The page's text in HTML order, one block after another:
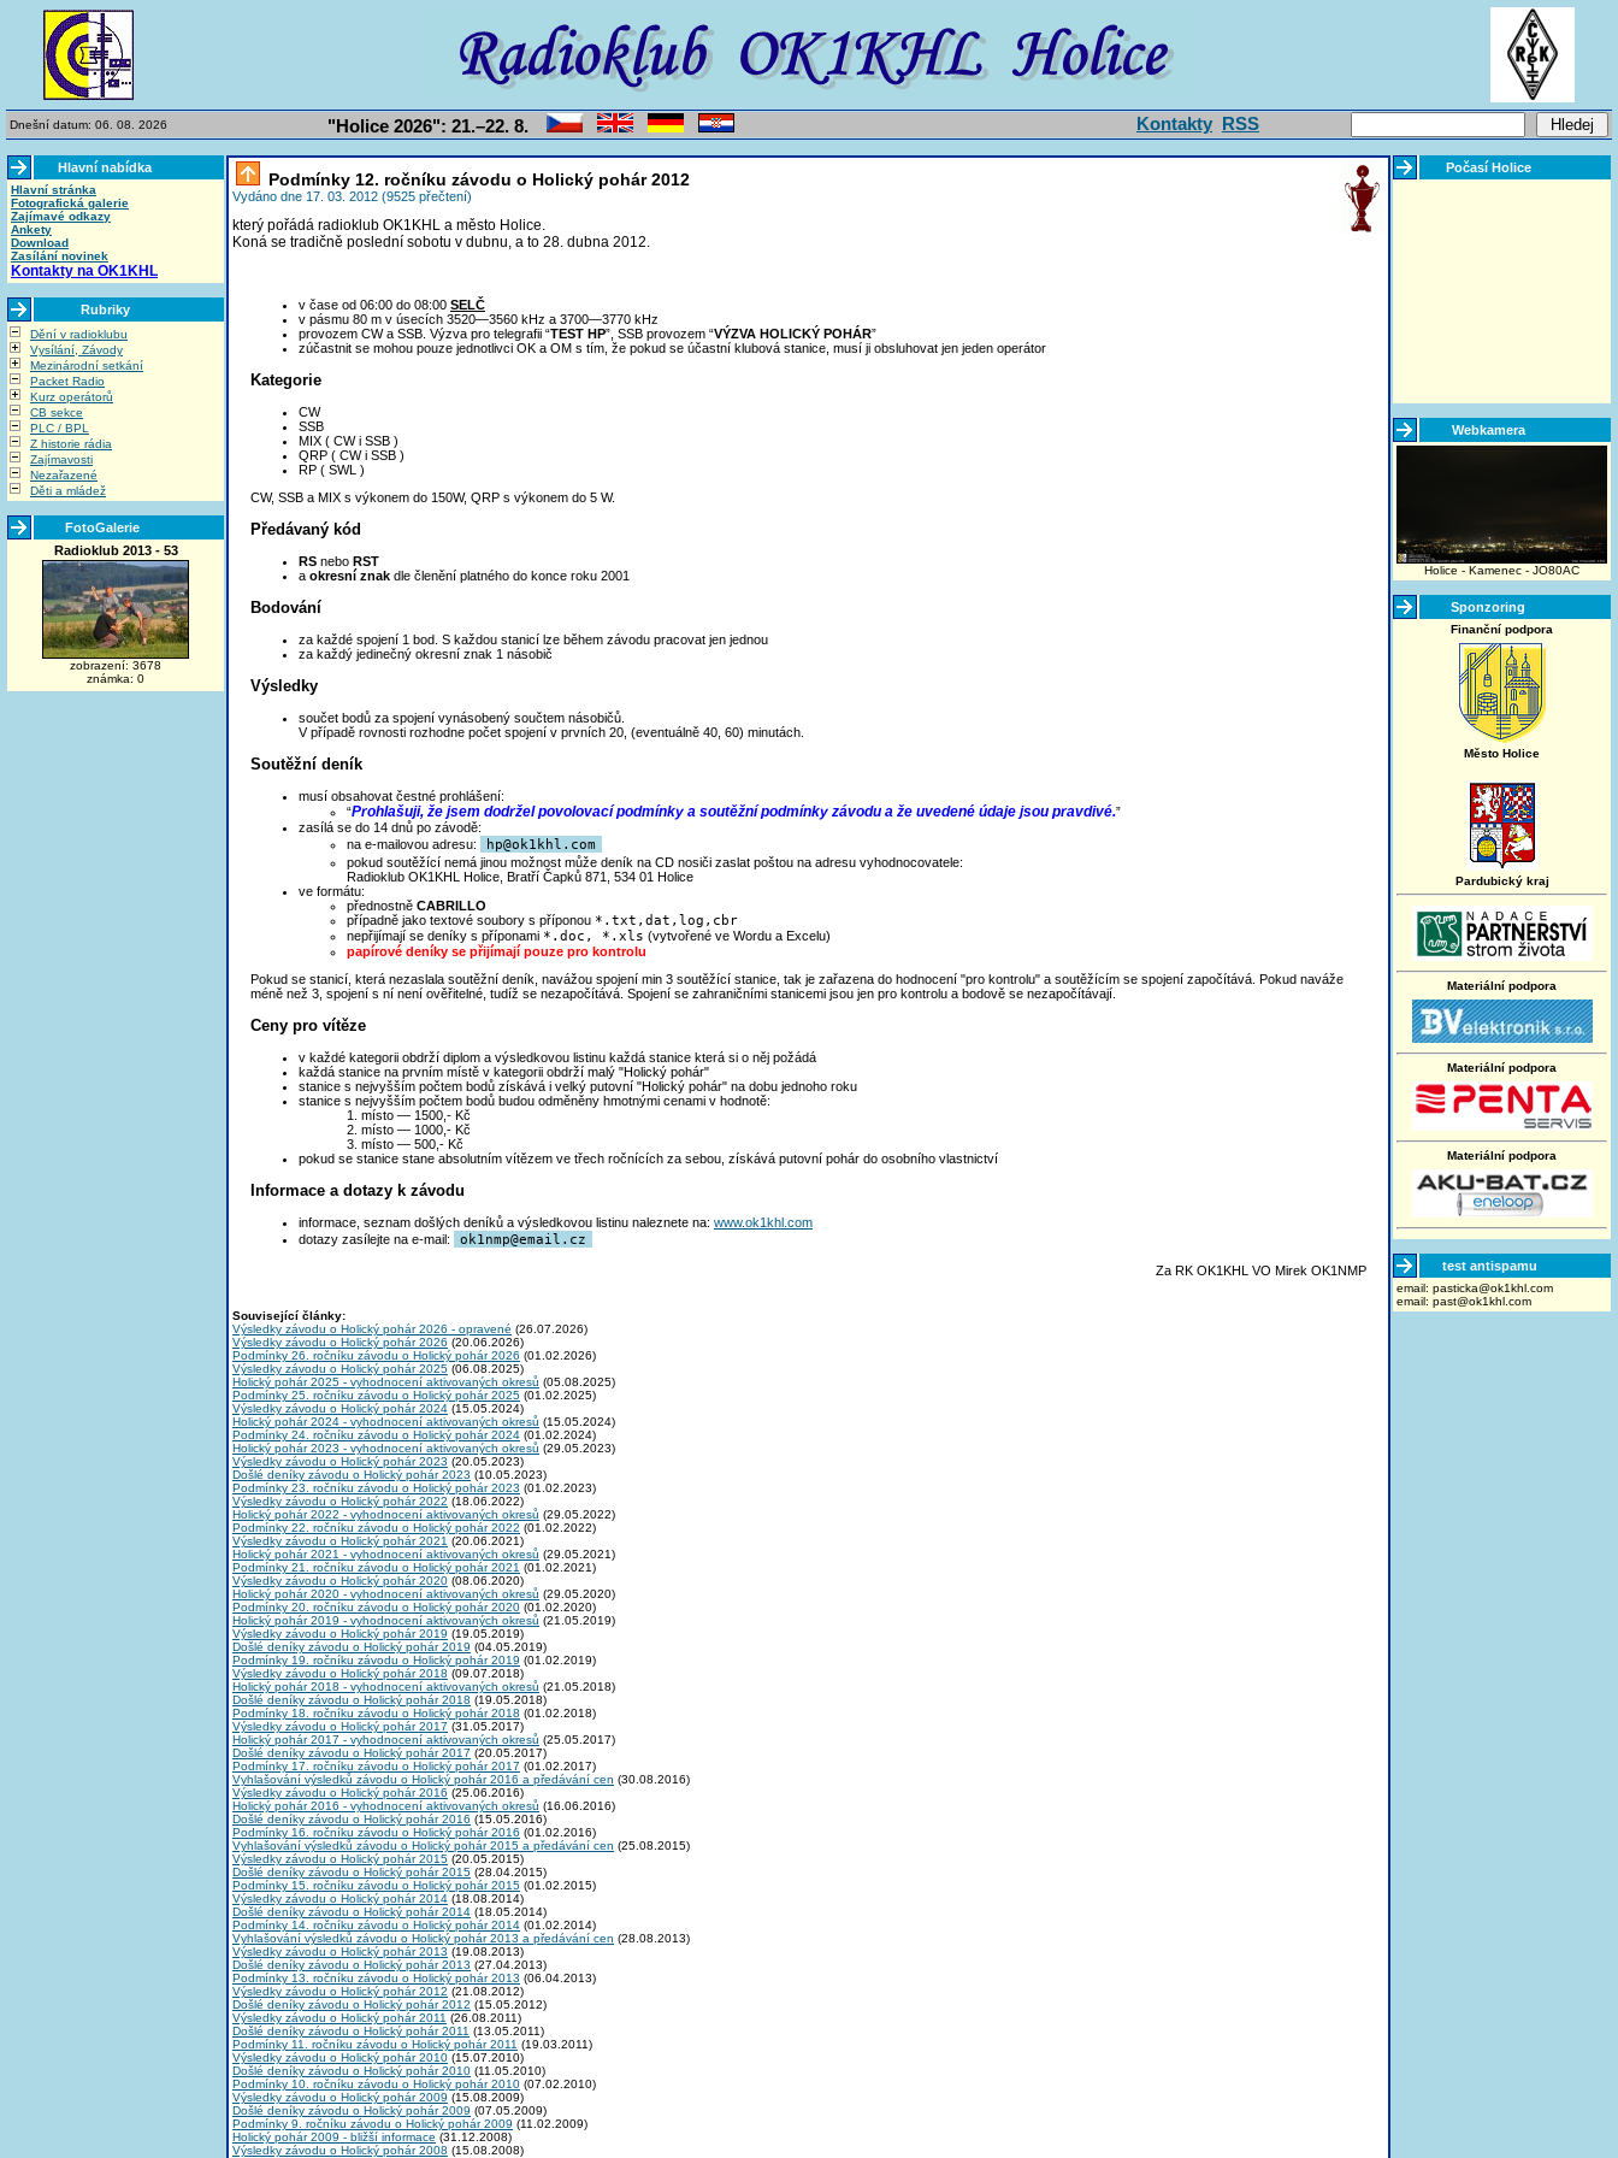
Dnešní datum: 06. 08. 2026 "Holice 2026": 21.–22. 8. Kontakty RSS
Hlavní nabídka
Hlavní stránka
Fotografická galerie
Zajímavé odkazy
Ankety
Download
Zasílání novinek
Kontakty na OK1KHL
Rubriky
Dění v radioklubu
Vysílání, Závody
Mezinárodní setkání
Packet Radio
Kurz operátorů
CB sekce
PLC / BPL
Z historie rádia
Zajímavosti
Nezařazené
Děti a mládež
FotoGalerie
Radioklub 2013 - 53
zobrazení: 3678
známka: 0
Podmínky 12. ročníku závodu o Holický pohár 2012
Vydáno dne 17. 03. 2012 (9525 přečtení)
který pořádá radioklub OK1KHL a město Holice.
Koná se tradičně poslední sobotu v dubnu, a to 28. dubna 2012.
v čase od 06:00 do 08:00 SELČ
v pásmu 80 m v úsecích 3520—3560 kHz a 3700—3770 kHz
provozem CW a SSB. Výzva pro telegrafii “TEST HP”, SSB provozem “VÝZVA HOLICKÝ POHÁR”
zúčastnit se mohou pouze jednotlivci OK a OM s tím, že pokud se účastní klubová stanice, musí ji obsluhovat jen jeden operátor
Kategorie
CW
SSB
MIX ( CW i SSB )
QRP ( CW i SSB )
RP ( SWL )
CW, SSB a MIX s výkonem do 150W, QRP s výkonem do 5 W.
Předávaný kód
RS nebo RST
a okresní znak dle členění platného do konce roku 2001
Bodování
za každé spojení 1 bod. S každou stanicí lze během závodu pracovat jen jednou
za každý jedinečný okresní znak 1 násobič
Výsledky
součet bodů za spojení vynásobený součtem násobičů.
V případě rovnosti rozhodne počet spojení v prvních 20, (eventuálně 40, 60) minutách.
Soutěžní deník
musí obsahovat čestné prohlášení:
“Prohlašuji, že jsem dodržel povolovací podmínky a soutěžní podmínky závodu a že uvedené údaje jsou pravdivé.”
zasílá se do 14 dnů po závodě:
na e-mailovou adresu:
hp@ok1khl.com
pokud soutěžící nemá jinou možnost může deník na CD nosiči zaslat poštou na adresu vyhodnocovatele:
Radioklub OK1KHL Holice, Bratří Čapků 871, 534 01 Holice
ve formátu:
přednostně CABRILLO
případně jako textové soubory s příponou *.txt,dat,log,cbr
nepřijímají se deníky s příponami *.doc, *.xls (vytvořené ve Wordu a Excelu)
papírové deníky se přijímají pouze pro kontrolu
Pokud se stanicí, která nezaslala soutěžní deník, navážou spojení min 3 soutěžící stanice, tak je zařazena do hodnocení "pro kontrolu" a soutěžícím se spojení započítává. Pokud naváže
méně než 3, spojení s ní není ověřitelné, tudíž se nezapočítává. Spojení se zahraničními stanicemi jsou jen pro kontrolu a bodově se nezapočítávají.
Ceny pro vítěze
v každé kategorii obdrží diplom a výsledkovou listinu každá stanice která si o něj požádá
každá stanice na prvním místě v kategorii obdrží malý "Holický pohár"
stanice s nejvyšším počtem bodů získává i velký putovní "Holický pohár" na dobu jednoho roku
stanice s nejvyšším počtem bodů budou odměněny hmotnými cenami v hodnotě:
1. místo — 1500,- Kč
2. místo — 1000,- Kč
3. místo — 500,- Kč
pokud se stanice stane absolutním vítězem ve třech ročnících za sebou, získává putovní pohár do osobního vlastnictví
Informace a dotazy k závodu
informace, seznam došlých deníků a výsledkovou listinu naleznete na: www.ok1khl.com
dotazy zasílejte na e-mail:
ok1nmp@email.cz
Za RK OK1KHL VO Mirek OK1NMP
Související články:
Výsledky závodu o Holický pohár 2026 - opravené (26.07.2026)
Výsledky závodu o Holický pohár 2026 (20.06.2026)
Podmínky 26. ročníku závodu o Holický pohár 2026 (01.02.2026)
Výsledky závodu o Holický pohár 2025 (06.08.2025)
Holický pohár 2025 - vyhodnocení aktivovaných okresů (05.08.2025)
Podmínky 25. ročníku závodu o Holický pohár 2025 (01.02.2025)
Výsledky závodu o Holický pohár 2024 (15.05.2024)
Holický pohár 2024 - vyhodnocení aktivovaných okresů (15.05.2024)
Podmínky 24. ročníku závodu o Holický pohár 2024 (01.02.2024)
Holický pohár 2023 - vyhodnocení aktivovaných okresů (29.05.2023)
Výsledky závodu o Holický pohár 2023 (20.05.2023)
Došlé deníky závodu o Holický pohár 2023 (10.05.2023)
Podmínky 23. ročníku závodu o Holický pohár 2023 (01.02.2023)
Výsledky závodu o Holický pohár 2022 (18.06.2022)
Holický pohár 2022 - vyhodnocení aktivovaných okresů (29.05.2022)
Podmínky 22. ročníku závodu o Holický pohár 2022 (01.02.2022)
Výsledky závodu o Holický pohár 2021 (20.06.2021)
Holický pohár 2021 - vyhodnocení aktivovaných okresů (29.05.2021)
Podmínky 21. ročníku závodu o Holický pohár 2021 (01.02.2021)
Výsledky závodu o Holický pohár 2020 (08.06.2020)
Holický pohár 2020 - vyhodnocení aktivovaných okresů (29.05.2020)
Podmínky 20. ročníku závodu o Holický pohár 2020 (01.02.2020)
Holický pohár 2019 - vyhodnocení aktivovaných okresů (21.05.2019)
Výsledky závodu o Holický pohár 2019 (19.05.2019)
Došlé deníky závodu o Holický pohár 2019 (04.05.2019)
Podmínky 19. ročníku závodu o Holický pohár 2019 (01.02.2019)
Výsledky závodu o Holický pohár 2018 (09.07.2018)
Holický pohár 2018 - vyhodnocení aktivovaných okresů (21.05.2018)
Došlé deníky závodu o Holický pohár 2018 (19.05.2018)
Podmínky 18. ročníku závodu o Holický pohár 2018 (01.02.2018)
Výsledky závodu o Holický pohár 2017 (31.05.2017)
Holický pohár 2017 - vyhodnocení aktivovaných okresů (25.05.2017)
Došlé deníky závodu o Holický pohár 2017 (20.05.2017)
Podmínky 17. ročníku závodu o Holický pohár 2017 (01.02.2017)
Vyhlašování výsledků závodu o Holický pohár 2016 a předávání cen (30.08.2016)
Výsledky závodu o Holický pohár 2016 (25.06.2016)
Holický pohár 2016 - vyhodnocení aktivovaných okresů (16.06.2016)
Došlé deníky závodu o Holický pohár 2016 (15.05.2016)
Podmínky 16. ročníku závodu o Holický pohár 2016 (01.02.2016)
Vyhlašování výsledků závodu o Holický pohár 2015 a předávání cen (25.08.2015)
Výsledky závodu o Holický pohár 2015 (20.05.2015)
Došlé deníky závodu o Holický pohár 2015 (28.04.2015)
Podmínky 15. ročníku závodu o Holický pohár 2015 (01.02.2015)
Výsledky závodu o Holický pohár 2014 (18.08.2014)
Došlé deníky závodu o Holický pohár 2014 (18.05.2014)
Podmínky 14. ročníku závodu o Holický pohár 2014 (01.02.2014)
Vyhlašování výsledků závodu o Holický pohár 2013 a předávání cen (28.08.2013)
Výsledky závodu o Holický pohár 2013 (19.08.2013)
Došlé deníky závodu o Holický pohár 2013 (27.04.2013)
Podmínky 13. ročníku závodu o Holický pohár 2013 (06.04.2013)
Výsledky závodu o Holický pohár 2012 (21.08.2012)
Došlé deníky závodu o Holický pohár 2012 (15.05.2012)
Výsledky závodu o Holický pohár 2011 (26.08.2011)
Došlé deníky závodu o Holický pohár 2011 (13.05.2011)
Podmínky 11. ročníku závodu o Holický pohár 2011 (19.03.2011)
Výsledky závodu o Holický pohár 2010 (15.07.2010)
Došlé deníky závodu o Holický pohár 2010 (11.05.2010)
Podmínky 10. ročníku závodu o Holický pohár 2010 (07.02.2010)
Výsledky závodu o Holický pohár 2009 (15.08.2009)
Došlé deníky závodu o Holický pohár 2009 (07.05.2009)
Podmínky 9. ročníku závodu o Holický pohár 2009 (11.02.2009)
Holický pohár 2009 - bližší informace (31.12.2008)
Výsledky závodu o Holický pohár 2008 (15.08.2008)
Počasí Holice
Webkamera
Holice - Kamenec - JO80AC
Sponzoring
Finanční podpora
Město Holice
Pardubický kraj
Materiální podpora
Materiální podpora
Materiální podpora
test antispamu
email: moc.lhk1ko@akcitsap
email: past@ok1khl.com